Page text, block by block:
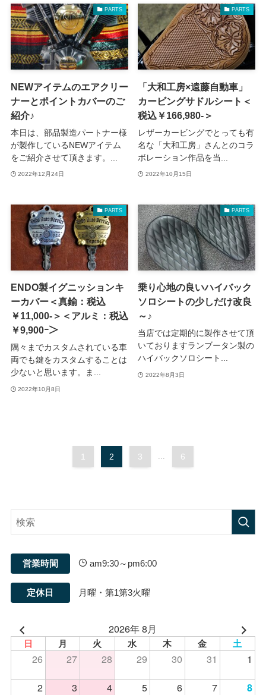
PARTS
NEWアイテムのエアクリー
ナーとポイントカバーのご
紹介♪
本日は、部品製造パートナー様
が製作しているNEWアイテム
をご紹介させて頂きます。...
2022年12月24日
PARTS
「大和工房×遠藤自動車」
カービングサドルシート＜
税込￥166,980-＞
レザーカービングでとっても有
名な「大和工房」さんとのコラ
ボレーション作品を当...
2022年10月15日
PARTS
ENDO製イグニッションキ
ーカバー＜真鍮：税込
￥11,000-＞＜アルミ：税込
￥9,900ｰ＞
隅々までカスタムされている車
両でも鍵をカスタムすることは
少ないと思います。ま...
2022年10月8日
PARTS
乗り心地の良いハイバック
ソロシートの少しだけ改良
～♪
当店では定期的に製作させて頂
いておりますランブータン製の
ハイバックソロシート...
2022年8月3日
1 2 3 ... 6
営業時間 am9:30～pm6:00
定休日 月曜・第1第3火曜
2026年 8月
日 月 火 水 木 金 土
26 27 28 29 30 31
1
2
3 4 5 6 7 8